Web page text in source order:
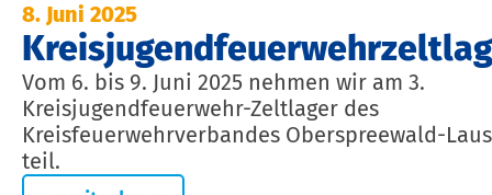
8. Juni 2025
Vom 6. bis 9. Juni 2025 nehmen wir am 3.
Kreisjugendfeuerwehr-Zeltlager des
Kreisfeuerwehrverbandes Oberspreewald-
teil.